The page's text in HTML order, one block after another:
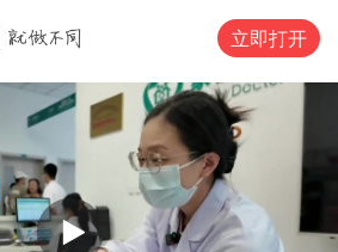
立即打开